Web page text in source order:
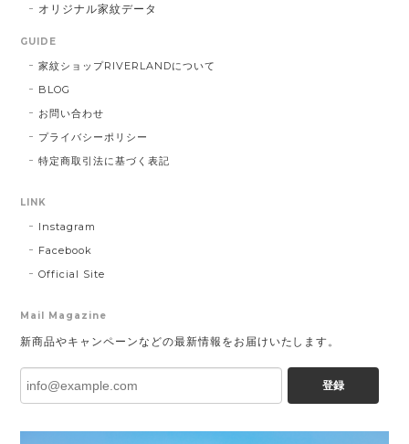
オリジナル家紋データ
GUIDE
家紋ショップRIVERLANDについて
BLOG
お問い合わせ
プライバシーポリシー
特定商取引法に基づく表記
LINK
Instagram
Facebook
Official Site
Mail Magazine
新商品やキャンペーンなどの最新情報をお届けいたします。
登録